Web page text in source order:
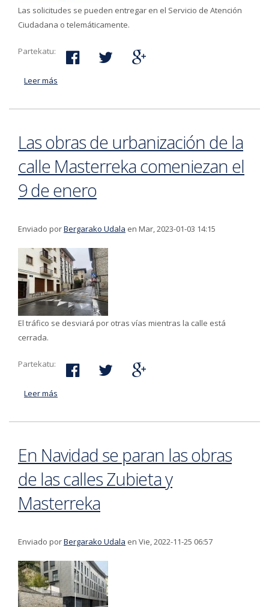
Las solicitudes se pueden entregar en el Servicio de Atención
Ciudadana o telemáticamente.
Partekatu:
Leer más
Las obras de urbanización de la
calle Masterreka comeniezan el
9 de enero
Enviado porBergarako Udala en Mar, 2023-01-03 14:15
El tráfico se desviará por otras vías mientras la calle está
cerrada.
Partekatu:
Leer más
En Navidad se paran las obras
de las calles Zubieta y
Masterreka
Enviado porBergarako Udala en Vie, 2022-11-25 06:57